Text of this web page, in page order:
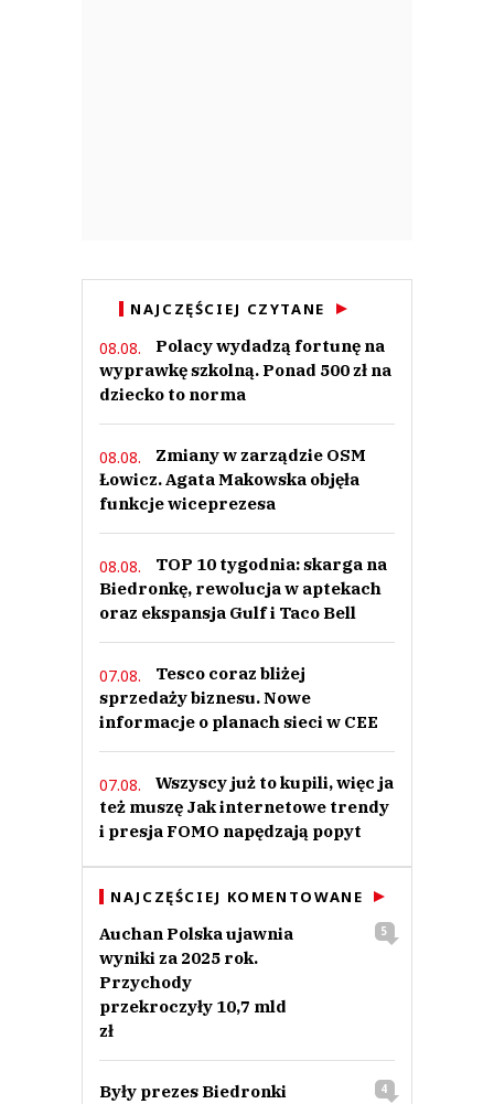
NAJCZĘŚCIEJ CZYTANE
08.08.
Polacy wydadzą fortunę na
wyprawkę szkolną. Ponad 500 zł na
dziecko to norma
08.08.
Zmiany w zarządzie OSM
Łowicz. Agata Makowska objęła
funkcje wiceprezesa
08.08.
TOP 10 tygodnia: skarga na
Biedronkę, rewolucja w aptekach
oraz ekspansja Gulf i Taco Bell
07.08.
Tesco coraz bliżej
sprzedaży biznesu. Nowe
informacje o planach sieci w CEE
07.08.
Wszyscy już to kupili, więc ja
też muszę Jak internetowe trendy
i presja FOMO napędzają popyt
NAJCZĘŚCIEJ KOMENTOWANE
Auchan Polska ujawnia
wyniki za 2025 rok.
Przychody
przekroczyły 10,7 mld
zł
5
Były prezes Biedronki
4